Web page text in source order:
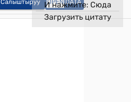
Салыштыруу OPEN DATA
И нажмите: Сюда
Загрузить цитату